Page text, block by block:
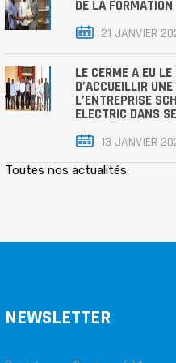
DE LA FORMATION
21 JANVIER
LE CERME A EU
D’ACCUEILLIR
L’ENTREPRISE
ELECTRIC DANS
13 JANVIER
Toutes nos actualités
NEWSLETTER